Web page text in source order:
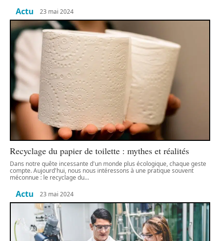
Actu 23 mai 2024
Recyclage du papier de toilette : mythes et réalités
Dans notre quête incessante d'un monde plus écologique, chaque geste
compte. Aujourd'hui, nous nous intéressons à une pratique souvent
méconnue : le recyclage du…
Actu 23 mai 2024